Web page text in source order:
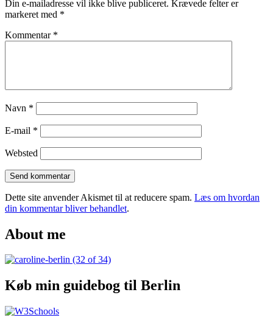
til
Cypern
Din e-mailadresse vil ikke blive publiceret. Krævede felter er
markeret med *
Kommentar *
Navn *
E-mail *
Websted
Dette site anvender Akismet til at reducere spam. Læs om hvordan
din kommentar bliver behandlet.
About me
Køb min guidebog til Berlin